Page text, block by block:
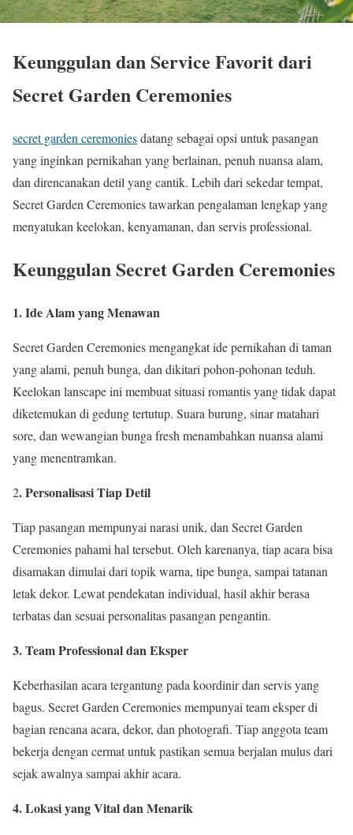
Keunggulan dan Service Favorit dari
Secret Garden Ceremonies
secret garden ceremoniesdatang sebagai opsi untuk pasangan
yang inginkan pernikahan yang berlainan, penuh nuansa alam,
dan direncanakan detil yang cantik. Lebih dari sekedar tempat,
Secret Garden Ceremonies tawarkan pengalaman lengkap yang
menyatukan keelokan, kenyamanan, dan servis professional.
Keunggulan Secret Garden Ceremonies
1. Ide Alam yang Menawan
Secret Garden Ceremonies mengangkat ide pernikahan di taman
yang alami, penuh bunga, dan dikitari pohon-pohonan teduh.
Keelokan lanscape ini membuat situasi romantis yang tidak dapat
diketemukan di gedung tertutup. Suara burung, sinar matahari
sore, dan wewangian bunga fresh menambahkan nuansa alami
yang menentramkan.
2. Personalisasi Tiap Detil
Tiap pasangan mempunyai narasi unik, dan Secret Garden
Ceremonies pahami hal tersebut. Oleh karenanya, tiap acara bisa
disamakan dimulai dari topik warna, tipe bunga, sampai tatanan
letak dekor. Lewat pendekatan individual, hasil akhir berasa
terbatas dan sesuai personalitas pasangan pengantin.
3. Team Professional dan Eksper
Keberhasilan acara tergantung pada koordinir dan servis yang
bagus. Secret Garden Ceremonies mempunyai team eksper di
bagian rencana acara, dekor, dan photografi. Tiap anggota team
bekerja dengan cermat untuk pastikan semua berjalan mulus dari
sejak awalnya sampai akhir acara.
4. Lokasi yang Vital dan Menarik